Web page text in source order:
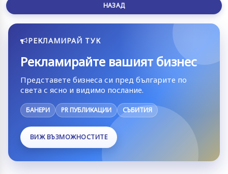
НАЗАД
РЕКЛАМИРАЙ ТУК
Рекламирайте вашият бизнес
Представете бизнеса си пред българите по
света с ясно и видимо послание.
БАНЕРИ PR ПУБЛИКАЦИИ СЪБИТИЯ
ВИЖ ВЪЗМОЖНОСТИТЕ